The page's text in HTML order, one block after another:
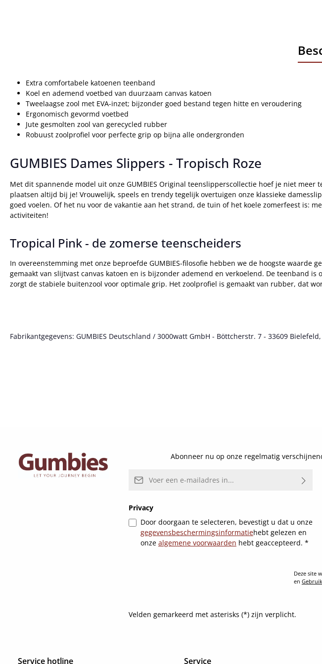
Extra comfortabele katoenen teenband
Koel en ademend voetbed van duurzaam canvas katoen
Tweelaagse zool met EVA-inzet; bijzonder goed bestand tegen hitte en veroudering
Ergonomisch gevormd voetbed
Jute gesmolten zool van gerecycled rubber
Robuust zoolprofiel voor perfecte grip op bijna alle ondergronden
GUMBIES Dames Slippers - Tropisch Roze
Met dit spannende model uit onze GUMBIES Original teenslipperscollectie hoef je niet
plaatsen altijd bij je! Vrouwelijk, speels en trendy tegelijk overtuigen onze klassieke
goed voelen. Of het nu voor de vakantie aan het strand, de tuin of het koele zomerfeest is:
activiteiten!
Tropical Pink - de zomerse teenscheiders
In overeenstemming met onze beproefde GUMBIES-filosofie hebben we de hoogste
gemaakt van slijtvast canvas katoen en is bijzonder ademend en verkoelend. De teenband
zorgt de stabiele buitenzool voor optimale grip. Het zoolprofiel is gemaakt van rubber, dat
Fabrikantgegevens: GUMBIES Deutschland / 3000watt GmbH - Böttcherstr. 7 - 33609
Abonneer nu op onze regelmatig
E-mailadres*
Privacy
Door doorgaan te selecteren, bevestigt u dat u onze
gegevensbeschermingsinformatiehebt gelezen en
onze algemene voorwaarden hebt geaccepteerd. *
Deze site
en
Velden gemarkeerd met asterisks (*) zijn verplicht.
Service hotline Service